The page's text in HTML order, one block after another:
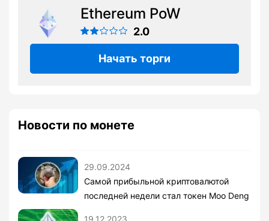
Ethereum PoW
2.0
Начать торги
Новости по монете
29.09.2024
Самой прибыльной криптовалютой
последней недели стал токен Moo Deng
19.12.2023